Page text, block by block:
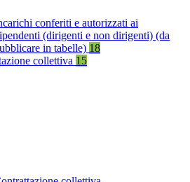
conferiti e autorizzati ai
(dirigenti e non dirigenti) (da
in tabelle) 18
collettiva 15